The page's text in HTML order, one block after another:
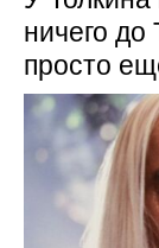
ничего
просто